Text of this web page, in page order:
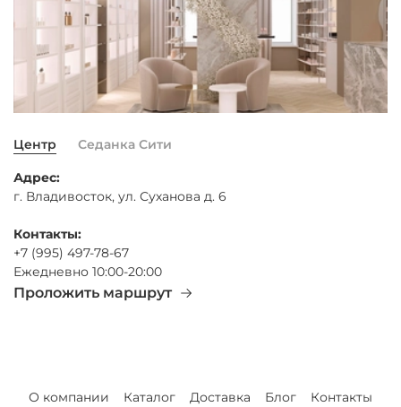
Центр Седанка Сити
Адрес:
г. Владивосток, ул. Суханова д. 6
Контакты:
+7 (995) 497-78-67
Ежедневно 10:00-20:00
Проложить маршрут
О компании Каталог Доставка Блог Контакты